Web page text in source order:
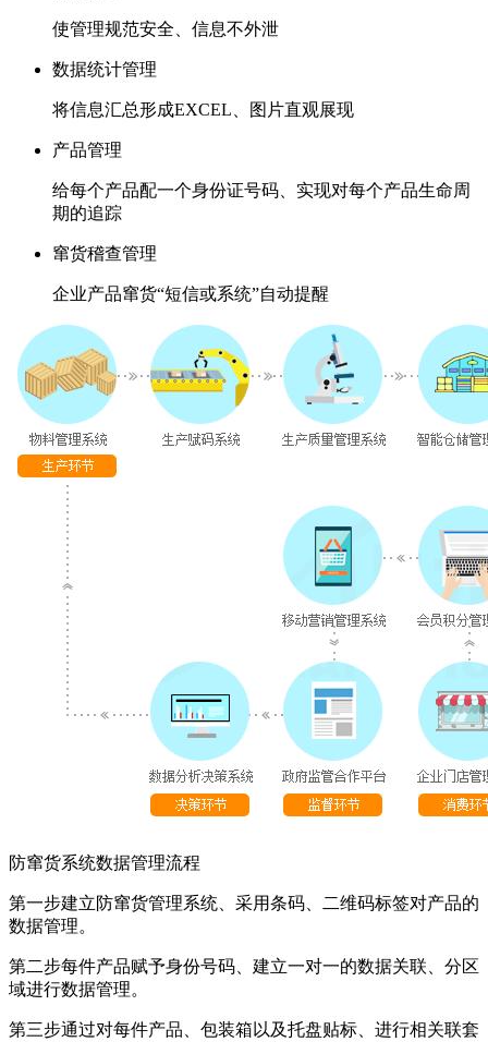
使管理规范安全、信息不外泄
数据统计管理
将信息汇总形成EXCEL、图片直观展现
产品管理
给每个产品配一个身份证号码、实现对每个产品生命周
期的追踪
窜货稽查管理
企业产品窜货“短信或系统”自动提醒
防窜货系统数据管理流程
第一步建立防窜货管理系统、采用条码、二维码标签对产品的
数据管理。
第二步每件产品赋予身份号码、建立一对一的数据关联、分区
域进行数据管理。
第三步通过对每件产品、包装箱以及托盘贴标、进行相关联套